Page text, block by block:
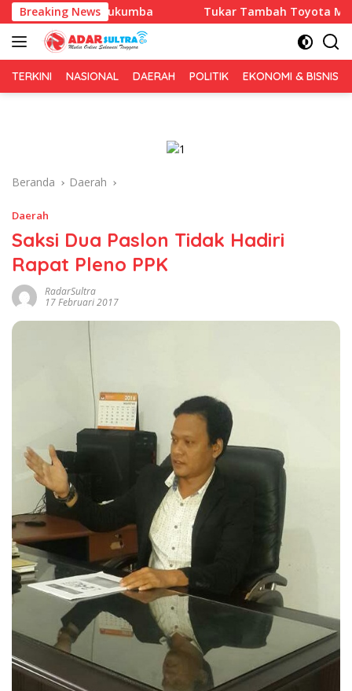
Langsung
ke
konten
Breaking News
Bulukumba Tukar Tambah Toyota Meningkat, Trust
TERKINI NASIONAL DAERAH POLITIK EKONOMI & BISNIS
Beranda Daerah
Daerah
Saksi Dua Paslon Tidak Hadiri
Rapat Pleno PPK
RadarSultra
17 Februari 2017